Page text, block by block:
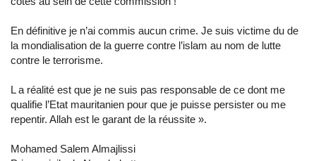
En définitive je n’ai commis aucun crime. Je suis victime du de
la mondialisation de la guerre contre l’islam au nom de lutte
contre le terrorisme.
L a réalité est que je ne suis pas responsable de ce dont me
qualifie l’Etat mauritanien pour que je puisse persister ou me
repentir. Allah est le garant de la réussite ».
Mohamed Salem Almajlissi